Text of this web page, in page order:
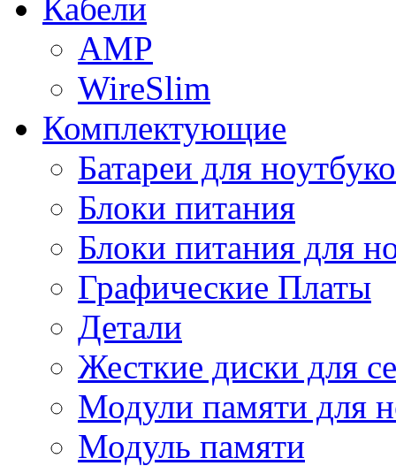
Кабели
AMP
WireSlim
Комплектующие
Батареи для
Блоки питания
Блоки питания для
Графические Платы
Детали
Жесткие диски для
Модули памяти для
Модуль памяти